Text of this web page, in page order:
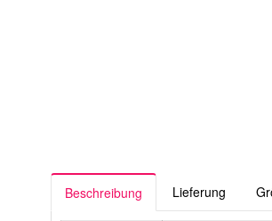
Beschreibung Lieferung